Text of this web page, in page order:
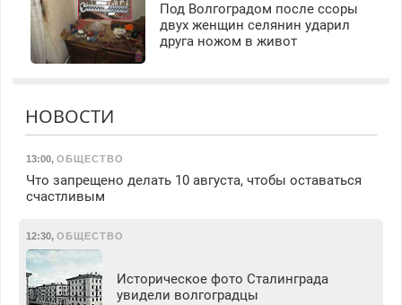
Под Волгоградом после ссоры
двух женщин селянин ударил
друга ножом в живот
НОВОСТИ
13:00, ОБЩЕСТВО
Что запрещено делать 10 августа, чтобы оставаться
счастливым
12:30, ОБЩЕСТВО
Историческое фото Сталинграда
увидели волгоградцы